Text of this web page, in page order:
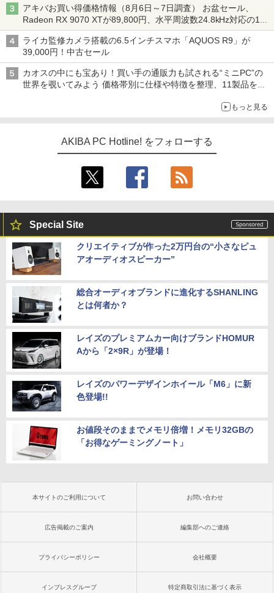
アキバお買い得価格情報（8月6日～7日調査） お盆セール、
Radeon RX 9070 XTが89,800円、水平周波数24.8kHz対応の17
型モニターが9,801円、暑さ指数連動セール ほか
ライカ監修カメラ搭載の6.5インチスマホ「AQUOS R9」が
39,000円！中古セール
カオスの中にも宝あり！買い手の通販力も試される“ミニPC”の
世界を覗いてみよう 価格帯別に仕様や特徴を整理、11製品をピ
もっと見る
AKIBA PC Hotline! をフォローする
Special Site
クリエイティブが作った2万円台の“小さなピュ
アオーディオスピーカー”
総合オーディオブランドに進化するSHANLING
とは何者か？
レイズのプレミアムカー向けブランドHOMUR
Aから「2×9R」が登場！
レイズのパワーデザインホイール「M6」に新
色登場!!
お値段そのままでメモリ倍増！メモリ32GBの
「お得なゲーミングノート」
本サイトのご利用について お問い合わせ
広告掲載のご案内 編集部へのご連絡
プライバシーポリシー 会社概要
インプレスグループ 特定商取引法に基づく表示